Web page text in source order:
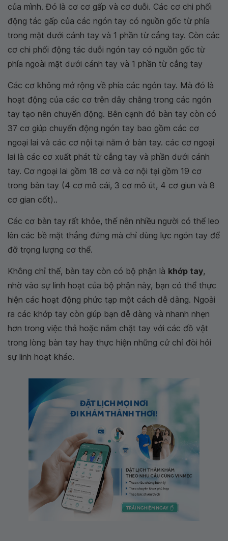
của mình. Đó là cơ cơ gấp và cơ duỗi. Các cơ chi phối
động tác gấp của các ngón tay có nguồn gốc từ phía
trong mặt dưới cánh tay và 1 phần từ cẳng tay. Còn các
cơ chi phối động tác duỗi ngón tay có nguồn gốc từ
phía ngoài mặt dưới cánh tay và 1 phần từ cẳng tay
Các cơ không mở rộng về phía các ngón tay. Mà đó là
hoạt động của các cơ trên dây chằng trong các ngón
tay tạo nên chuyển động. Bên cạnh đó bàn tay còn có
37 cơ giúp chuyển động ngón tay bao gồm các cơ
ngoại lai và các cơ nội tại nằm ở bàn tay. các cơ ngoại
lai là các cơ xuất phát từ cẳng tay và phần dưới cánh
tay. Cơ ngoại lai gồm 18 cơ và cơ nội tại gồm 19 cơ
trong bàn tay (4 cơ mô cái, 3 cơ mô út, 4 cơ giun và 8
cơ gian cốt)..
Các cơ bàn tay rất khỏe, thế nên nhiều người có thể leo
lên các bề mặt thẳng đứng mà chỉ dùng lực ngón tay để
đỡ trọng lượng cơ thể.
Không chỉ thế, bàn tay còn có bộ phận là khớp tay,
nhờ vào sự linh hoạt của bộ phận này, bạn có thể thực
hiện các hoạt động phức tạp một cách dễ dàng. Ngoài
ra các khớp tay còn giúp bạn dễ dàng và nhanh nhẹn
hơn trong việc thả hoặc nắm chặt tay với các đồ vật
trong lòng bàn tay hay thực hiện những cử chỉ đòi hỏi
sự linh hoạt khác.